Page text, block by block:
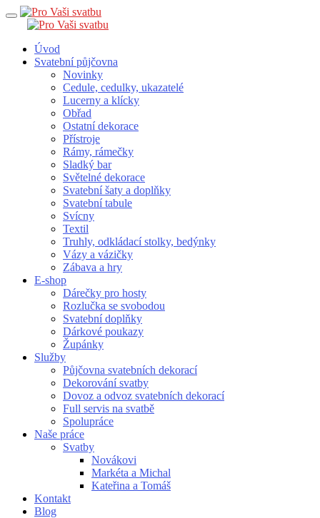
Úvod
Svatební půjčovna
Novinky
Cedule, cedulky, ukazatelé
Lucerny a klícky
Obřad
Ostatní dekorace
Přístroje
Rámy, rámečky
Sladký bar
Světelné dekorace
Svatební šaty a doplňky
Svatební tabule
Svícny
Textil
Truhly, odkládací stolky, bedýnky
Vázy a vázičky
Zábava a hry
E-shop
Dárečky pro hosty
Rozlučka se svobodou
Svatební doplňky
Dárkové poukazy
Župánky
Služby
Půjčovna svatebních dekorací
Dekorování svatby
Dovoz a odvoz svatebních dekorací
Full servis na svatbě
Spolupráce
Naše práce
Svatby
Novákovi
Markéta a Michal
Kateřina a Tomáš
Kontakt
Blog